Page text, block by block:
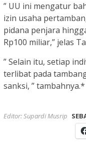
” UU ini mengatur
izin usaha
pidana penjara
Rp100 miliar,” jelas
” Selain itu, setiap
terlibat pada
sanksi, ” tambahnya.*
Editor: Supardi Musrip